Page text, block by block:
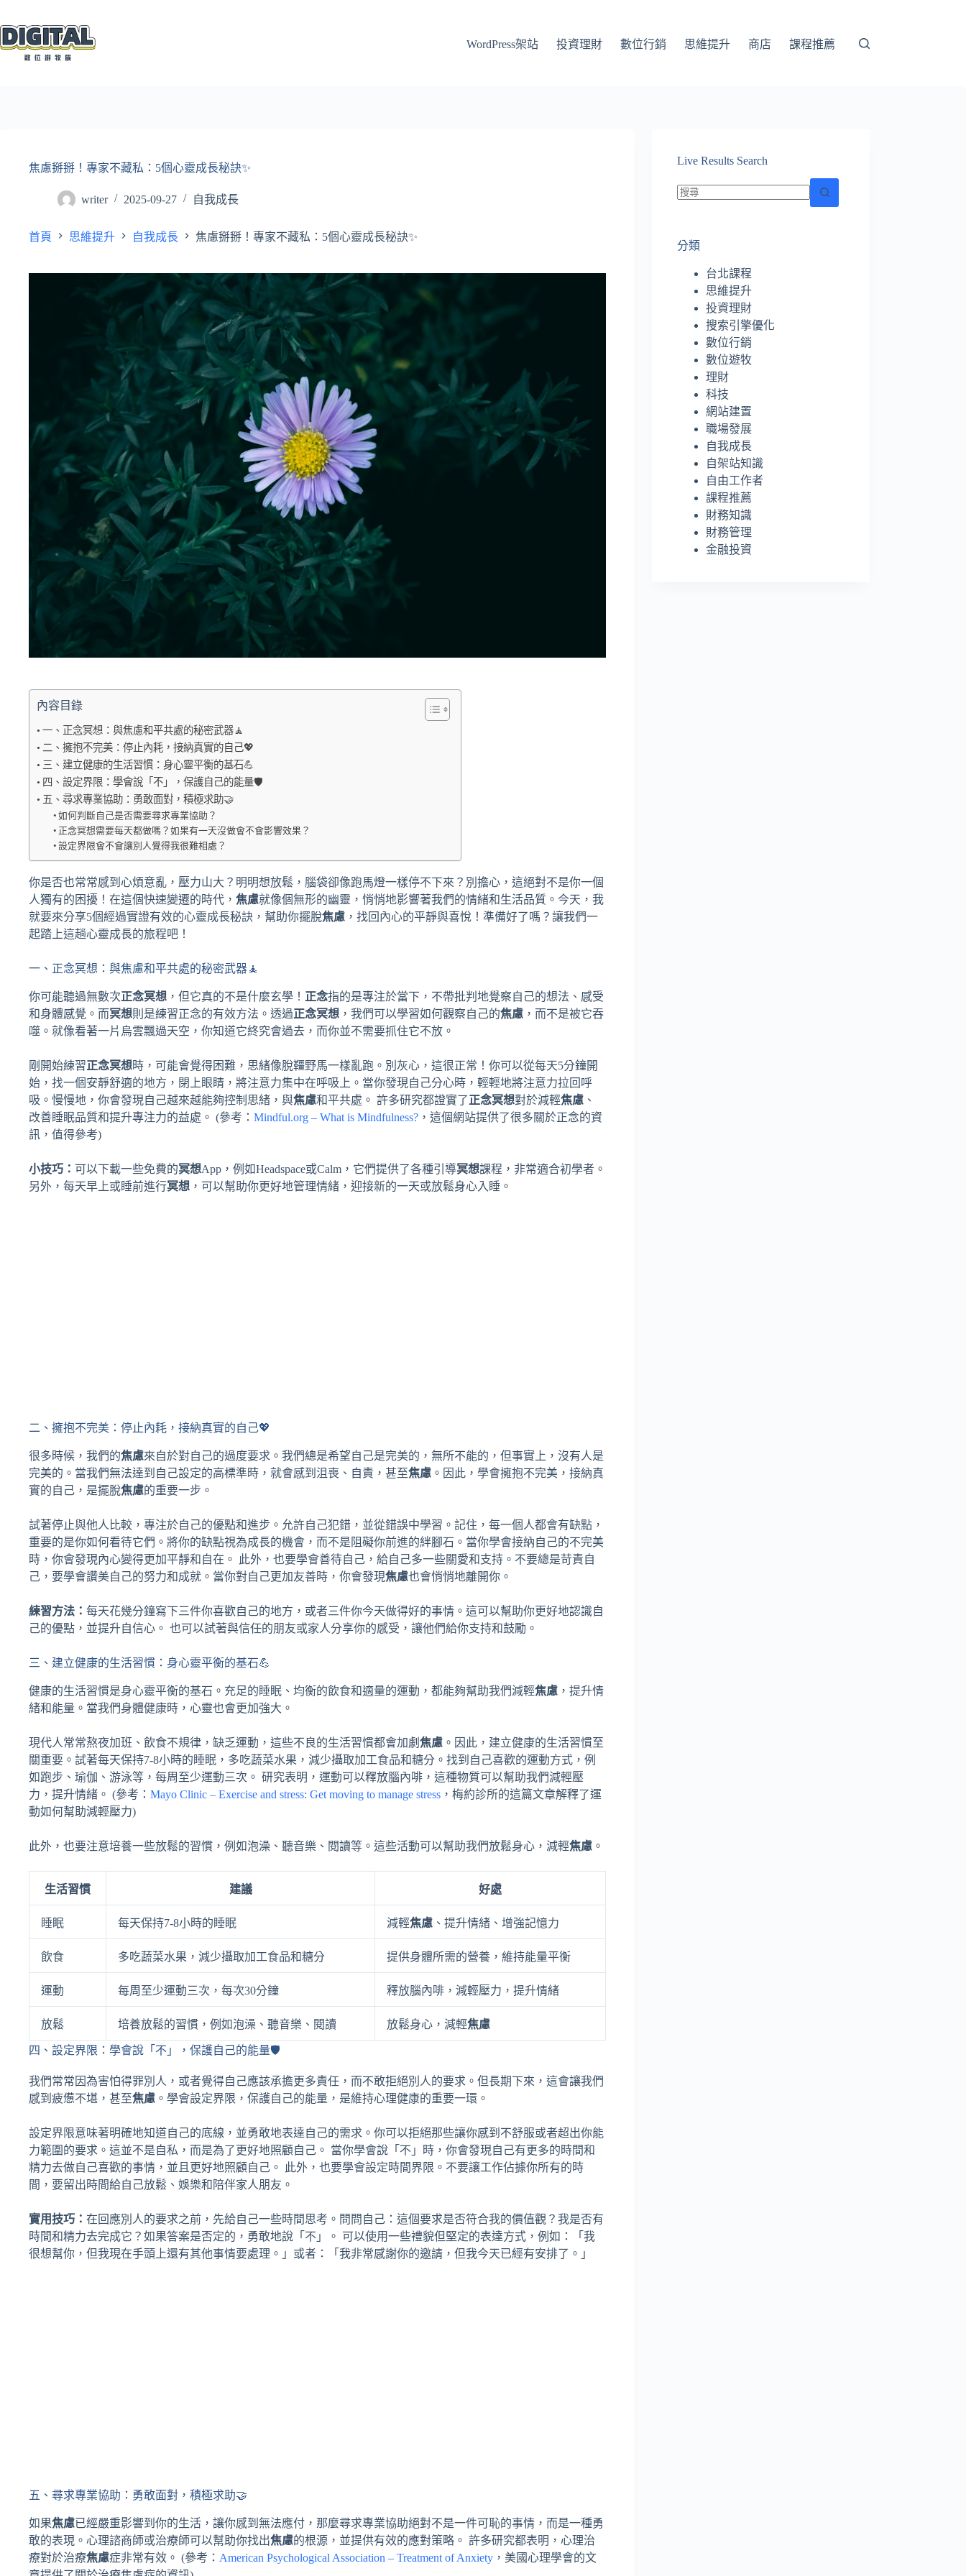
至
主
WordPress架站 投資理財 數位行銷 思維提升 商店 課程推薦
焦慮掰掰！專家不藏私：5個心靈成長秘訣✨
writer 2025-09-27 自我成長
首頁 思維提升 自我成長 焦慮掰掰！專家不藏私：5個心靈成長秘訣✨
內容目錄
一、正念冥想：與焦慮和平共處的秘密武器🧘
二、擁抱不完美：停止內耗，接納真實的自己💖
三、建立健康的生活習慣：身心靈平衡的基石💪
四、設定界限：學會說「不」，保護自己的能量🛡️
五、尋求專業協助：勇敢面對，積極求助🤝
如何判斷自己是否需要尋求專業協助？
正念冥想需要每天都做嗎？如果有一天沒做會不會影響效果？
設定界限會不會讓別人覺得我很難相處？
你是否也常常感到心煩意亂，壓力山大？明明想放鬆，腦袋卻像跑馬燈一樣停不下來？別擔心，這絕對不是你一個
人獨有的困擾！在這個快速變遷的時代， 焦慮就像個無形的幽靈，悄悄地影響著我們的情緒和生活品質。今天，我
就要來分享5個經過實證有效的心靈成長秘訣，幫助你擺脫焦慮 ，找回內心的平靜與喜悅！準備好了嗎？讓我們一
起踏上這趟心靈成長的旅程吧！
一、正念冥想：與焦慮和平共處的秘密武器🧘
你可能聽過無數次正念冥想 ，但它真的不是什麼玄學！ 正念指的是專注於當下，不帶批判地覺察自己的想法、感受
和身體感覺。而冥想則是練習正念的有效方法。透過正念冥想 ，我們可以學習如何觀察自己的焦慮 ，而不是被它吞
噬。就像看著一片烏雲飄過天空，你知道它終究會過去，而你並不需要抓住它不放。
剛開始練習正念冥想時，可能會覺得困難，思緒像脫韁野馬一樣亂跑。別灰心，這很正常！你可以從每天5分鐘開
始，找一個安靜舒適的地方，閉上眼睛，將注意力集中在呼吸上。當你發現自己分心時，輕輕地將注意力拉回呼
吸。慢慢地，你會發現自己越來越能夠控制思緒，與焦慮和平共處。 許多研究都證實了正念冥想對於減輕焦慮 、
改善睡眠品質和提升專注力的益處。 (參考： Mindful.org – What is Mindfulness? ，這個網站提供了很多關於正念的資
訊，值得參考)
小技巧： 可以下載一些免費的冥想App，例如Headspace或Calm，它們提供了各種引導冥想課程，非常適合初學者。
另外，每天早上或睡前進行冥想 ，可以幫助你更好地管理情緒，迎接新的一天或放鬆身心入睡。
二、擁抱不完美：停止內耗，接納真實的自己💖
很多時候，我們的焦慮來自於對自己的過度要求。我們總是希望自己是完美的，無所不能的，但事實上，沒有人是
完美的。當我們無法達到自己設定的高標準時，就會感到沮喪、自責，甚至焦慮 。因此，學會擁抱不完美，接納真
實的自己，是擺脫焦慮的重要一步。
試著停止與他人比較，專注於自己的優點和進步。允許自己犯錯，並從錯誤中學習。記住，每一個人都會有缺點，
重要的是你如何看待它們。將你的缺點視為成長的機會，而不是阻礙你前進的絆腳石。當你學會接納自己的不完美
時，你會發現內心變得更加平靜和自在。 此外，也要學會善待自己，給自己多一些關愛和支持。不要總是苛責自
己，要學會讚美自己的努力和成就。當你對自己更加友善時，你會發現焦慮也會悄悄地離開你。
練習方法： 每天花幾分鐘寫下三件你喜歡自己的地方，或者三件你今天做得好的事情。這可以幫助你更好地認識自
己的優點，並提升自信心。 也可以試著與信任的朋友或家人分享你的感受，讓他們給你支持和鼓勵。
三、建立健康的生活習慣：身心靈平衡的基石💪
健康的生活習慣是身心靈平衡的基石。充足的睡眠、均衡的飲食和適量的運動，都能夠幫助我們減輕焦慮 ，提升情
緒和能量。當我們身體健康時，心靈也會更加強大。
現代人常常熬夜加班、飲食不規律，缺乏運動，這些不良的生活習慣都會加劇 焦慮 。因此，建立健康的生活習慣至
關重要。試著每天保持7-8小時的睡眠，多吃蔬菜水果，減少攝取加工食品和糖分。找到自己喜歡的運動方式，例
如跑步、瑜伽、游泳等，每周至少運動三次。 研究表明，運動可以釋放腦內啡，這種物質可以幫助我們減輕壓
力，提升情緒。 (參考： Mayo Clinic – Exercise and stress: Get moving to manage stress ，梅約診所的這篇文章解釋了運
動如何幫助減輕壓力)
此外，也要注意培養一些放鬆的習慣，例如泡澡、聽音樂、閱讀等。這些活動可以幫助我們放鬆身心，減輕焦慮 。
生活習慣 建議 好處
睡眠 每天保持7-8小時的睡眠 減輕焦慮 、提升情緒、增強記憶力
飲食 多吃蔬菜水果，減少攝取加工食品和糖分 提供身體所需的營養，維持能量平衡
運動 每周至少運動三次，每次30分鐘 釋放腦內啡，減輕壓力，提升情緒
放鬆 培養放鬆的習慣，例如泡澡、聽音樂、閱讀 放鬆身心，減輕焦慮
四、設定界限：學會說「不」，保護自己的能量🛡️
我們常常因為害怕得罪別人，或者覺得自己應該承擔更多責任，而不敢拒絕別人的要求。但長期下來，這會讓我們
感到疲憊不堪，甚至焦慮 。學會設定界限，保護自己的能量，是維持心理健康的重要一環。
設定界限意味著明確地知道自己的底線，並勇敢地表達自己的需求。你可以拒絕那些讓你感到不舒服或者超出你能
力範圍的要求。這並不是自私，而是為了更好地照顧自己。 當你學會說「不」時，你會發現自己有更多的時間和
精力去做自己喜歡的事情，並且更好地照顧自己。 此外，也要學會設定時間界限。不要讓工作佔據你所有的時
間，要留出時間給自己放鬆、娛樂和陪伴家人朋友。
實用技巧： 在回應別人的要求之前，先給自己一些時間思考。問問自己：這個要求是否符合我的價值觀？我是否有
時間和精力去完成它？如果答案是否定的，勇敢地說「不」。 可以使用一些禮貌但堅定的表達方式，例如：「我
很想幫你，但我現在手頭上還有其他事情要處理。」或者：「我非常感謝你的邀請，但我今天已經有安排了。」
五、尋求專業協助：勇敢面對，積極求助🤝
如果焦慮已經嚴重影響到你的生活，讓你感到無法應付，那麼尋求專業協助絕對不是一件可恥的事情，而是一種勇
敢的表現。心理諮商師或治療師可以幫助你找出焦慮的根源，並提供有效的應對策略。 許多研究都表明，心理治
療對於治療焦慮症非常有效。 (參考： American Psychological Association – Treatment of Anxiety ，美國心理學會的文
Live Results Search
到
分類
台北課程
思維提升
投資理財
搜索引擎優化
數位行銷
數位遊牧
理財
科技
網站建置
職場發展
自我成長
自架站知識
自由工作者
課程推薦
財務知識
財務管理
金融投資